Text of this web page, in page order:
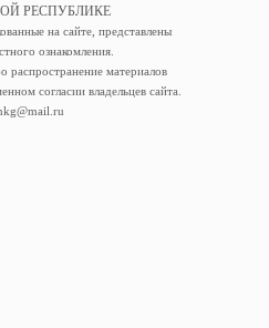
РЕСПУБЛИКЕ
на сайте, представлены
ознакомления.
распространение материалов
согласии владельцев сайта.